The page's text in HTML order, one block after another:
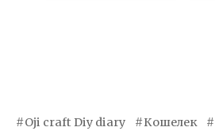
Oji craft Diy diary Кошелек